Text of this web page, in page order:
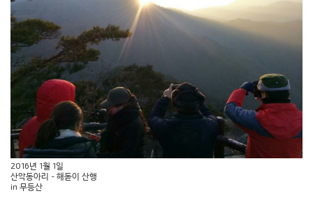
2016년 1월 1일
산악동아리 - 해돋이 산행
in 무등산